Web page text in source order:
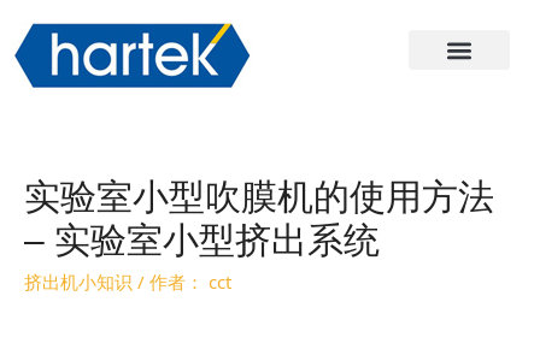
实验室小型吹膜机的使用方法
– 实验室小型挤出系统
挤出机小知识 / 作者： cct